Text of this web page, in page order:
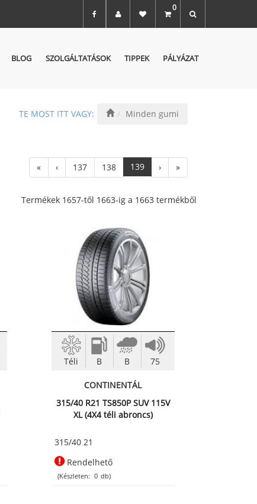
0
BLOG SZOLGÁLTATÁSOK TIPPEK PÁLYÁZAT
TE MOST ITT VAGY: Minden gumi
« ‹ 137 138 139 › »
Termékek 1657-től 1663-ig a 1663 termékből
Téli B B 75
CONTINENTÁL
315/40 R21 TS850P SUV 115V
XL (4X4 téli abroncs)
315/40 21
Rendelhető
(Készleten: 0 db)